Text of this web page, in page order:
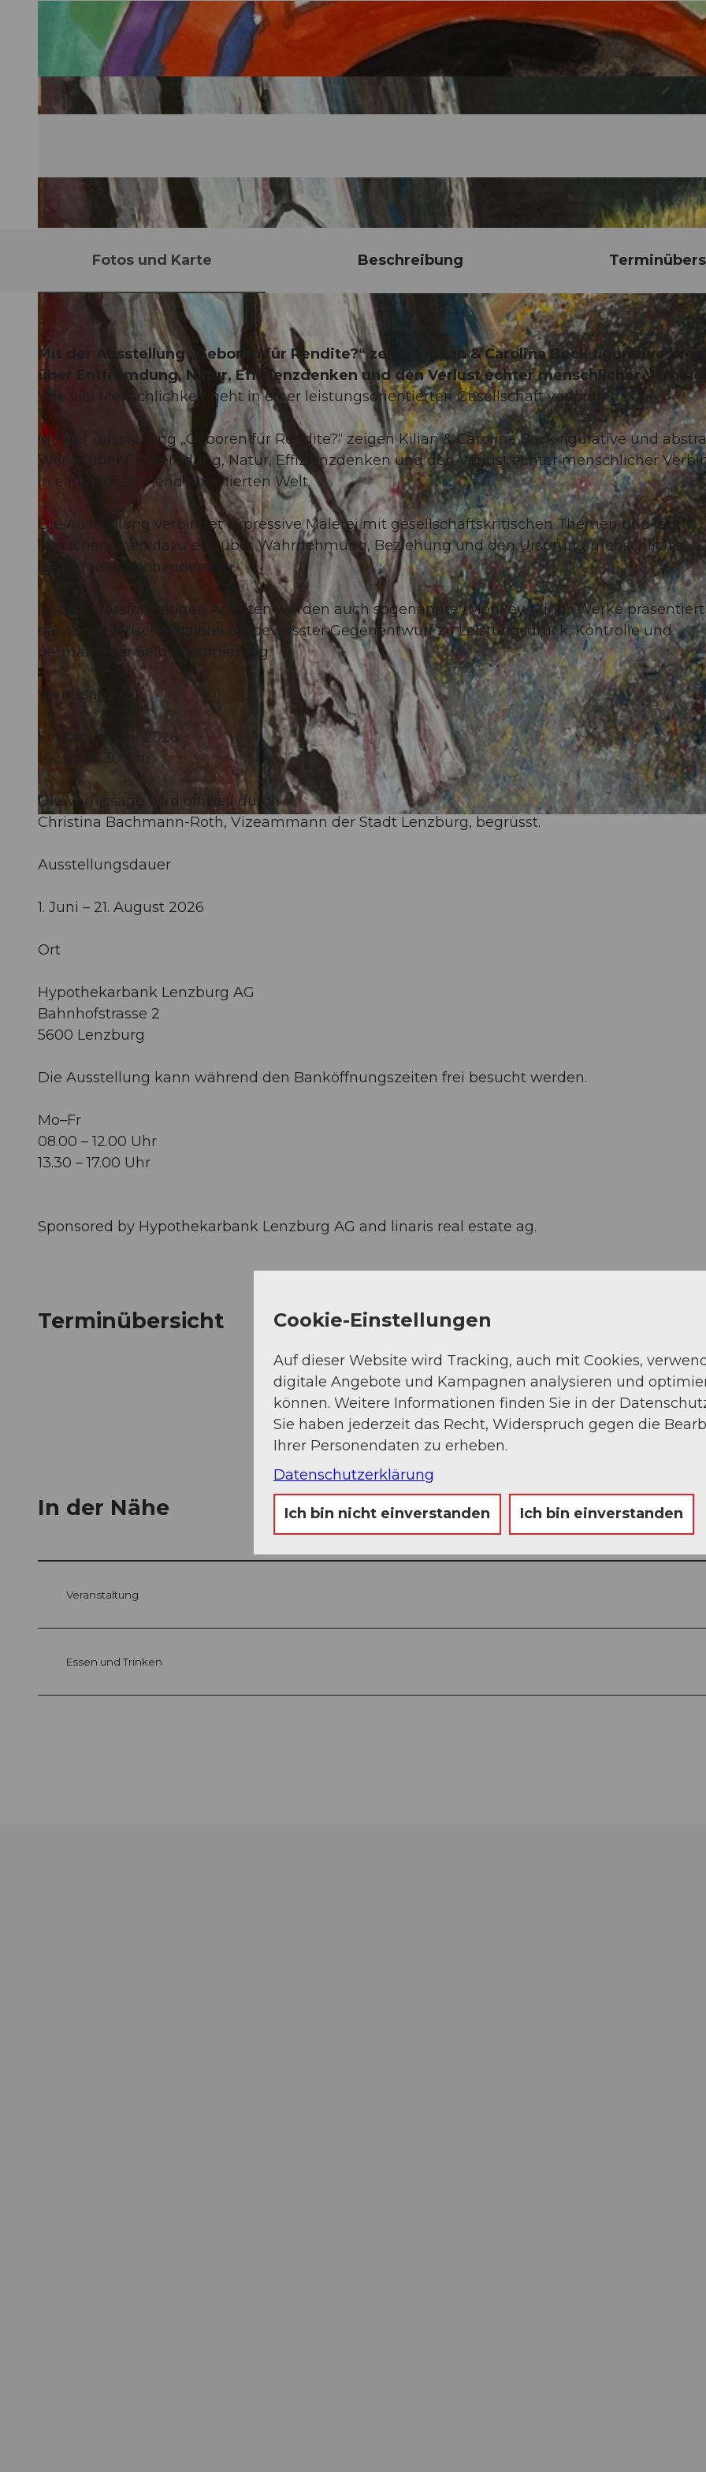
© Guidle.com
Fotos und Karte Beschreibung
Mit der Ausstellung „Geboren für Rendite?“ zeigen Kilian & Carolina Beck figurative
über Entfremdung, Natur, Effizienzdenken und den Verlust echter menschlicher
Wie viel Menschlichkeit geht in einer leistungsorientierten Gesellschaft verloren?
Mit der Ausstellung „Geboren für Rendite?“ zeigen Kilian & Carolina Beck figurative und
Werke über Entfremdung, Natur, Effizienzdenken und den Verlust echter menschlicher
in einer zunehmend optimierten Welt.
Die Ausstellung verbindet expressive Malerei mit gesellschaftskritischen Themen und lädt
Besucher:innen dazu ein, über Wahrnehmung, Beziehung und den Ursprung menschlicher
Bedürfnisse nachzudenken.
Neben grossformatigen Arbeiten werden auch sogenannte „Monkey-Mind“-Werke
naive, spielerische Malerei als bewusster Gegenentwurf zu Leistungsdruck, Kontrolle und
permanenter Selbstoptimierung.
Vernissage
Freitag, 5. Juni 2026
14.30 – 16.30 Uhr
Die Vernissage wird offiziell durch
Christina Bachmann-Roth, Vizeammann der Stadt Lenzburg, begrüsst.
Ausstellungsdauer
1. Juni – 21. August 2026
Ort
Hypothekarbank Lenzburg AG
Bahnhofstrasse 2
5600 Lenzburg
Die Ausstellung kann während den Banköffnungszeiten frei besucht werden.
Mo–Fr
08.00 – 12.00 Uhr
13.30 – 17.00 Uhr
Sponsored by Hypothekarbank Lenzburg AG and linaris real estate ag.
Terminübersicht
In der Nähe Auf der Karte
Veranstaltung
Essen und Trinken
Cookie-Einstellungen
Auf dieser Website wird Tracking, auch mit Cookies,
digitale Angebote und Kampagnen analysieren und
können. Weitere Informationen finden Sie in der
Sie haben jederzeit das Recht, Widerspruch gegen die
Ihrer Personendaten zu erheben.
Datenschutzerklärung
Ich bin nicht einverstanden Ich bin einverstanden